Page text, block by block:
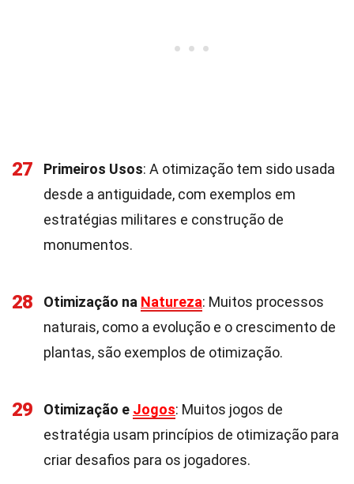
27 Primeiros Usos: A otimização tem sido usada
desde a antiguidade, com exemplos em
estratégias militares e construção de
monumentos.
28 Otimização na Natureza: Muitos processos
naturais, como a evolução e o crescimento de
plantas, são exemplos de otimização.
29 Otimização e Jogos: Muitos jogos de
estratégia usam princípios de otimização para
criar desafios para os jogadores.